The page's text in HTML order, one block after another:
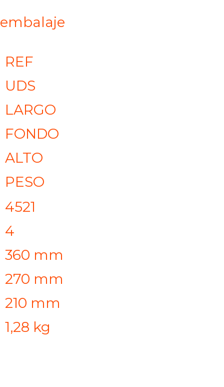
embalaje
REF
UDS
LARGO
FONDO
ALTO
PESO
4521
4
360 mm
270 mm
210 mm
1,28 kg